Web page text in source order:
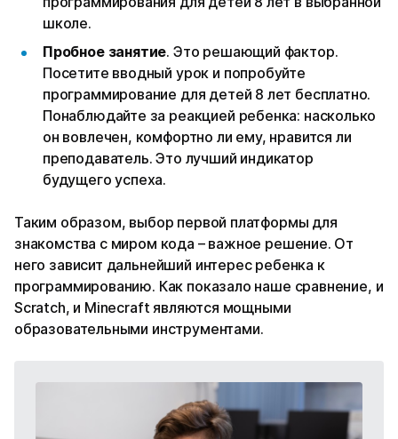
школе.
Пробное занятие. Это решающий фактор.
Посетите вводный урок и попробуйте
программирование для детей 8 лет бесплатно.
Понаблюдайте за реакцией ребенка: насколько
он вовлечен, комфортно ли ему, нравится ли
преподаватель. Это лучший индикатор
будущего успеха.
Таким образом, выбор первой платформы для
знакомства с миром кода – важное решение. От
него зависит дальнейший интерес ребенка к
программированию. Как показало наше сравнение, и
Scratch, и Minecraft являются мощными
образовательными инструментами.